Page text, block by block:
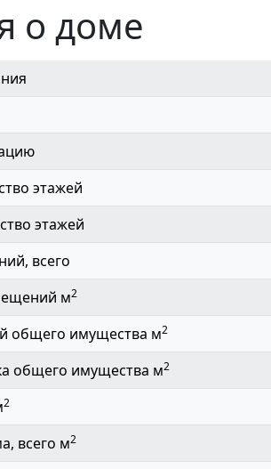
о доме
этажей
этажей
всего
м2
общего имущества м2
общего имущества м2
2
всего м2